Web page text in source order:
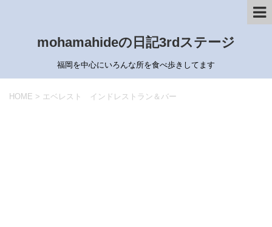
mohamahideの日記3rdステージ
福岡を中心にいろんな所を食べ歩きしてます
HOME > エベレスト インドレストラン＆バー